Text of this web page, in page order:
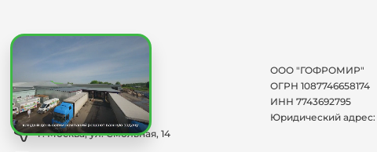
Мы на связи:
+7 (495) 150-12-66
Заказать обратный звонок
г. Москва, ул. Смольная, 14
ООО "ГОФРОМИР"
ОГРН 1087746658174
ИНН 7743692795
Юридический адрес: